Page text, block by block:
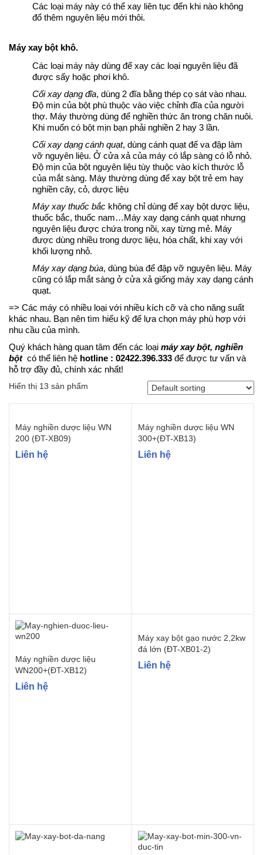
Các loại máy này có thể xay liên tục đến khi nào không
đổ thêm nguyên liệu mới thôi.
Máy xay bột khô.
Các loại máy này dùng để xay các loại nguyên liệu đã
được sấy hoặc phơi khô.
Cối xay dạng đĩa, dùng 2 đĩa bằng thép cọ sát vào nhau.
Độ mịn của bột phù thuộc vào việc chỉnh đĩa của người
thợ. Máy thường dùng để nghiền thức ăn trong chăn nuôi.
Khi muốn có bột mịn bạn phải nghiền 2 hay 3 lần.
Cối xay dạng cánh quạt, dùng cánh quạt để va đập làm
vỡ nguyên liệu. Ở cửa xả của máy có lắp sàng có lỗ nhỏ.
Độ mịn của bột nguyên liệu tùy thuộc vào kích thước lỗ
của mắt sàng. Máy thường dùng để xay bột trẻ em hay
nghiền cây, cỏ, dược liệu
Máy xay thuốc bắc không chỉ dùng để xay bột dược liệu,
thuốc bắc, thuốc nam…Máy xay dạng cánh quạt nhưng
nguyên liệu được chứa trong nồi, xay từng mẻ. Máy
được dùng nhiều trong dược liệu, hóa chất, khi xay với
khối lượng nhỏ.
Máy xay dạng búa, dùng búa để đập vỡ nguyên liệu. Máy
cũng có lắp mắt sàng ở cửa xả giống máy xay dạng cánh
quạt.
=> Các máy có nhiều loại với nhiều kích cỡ và cho năng suất
khác nhau. Bạn nên tìm hiểu kỹ để lựa chọn máy phù hợp với
nhu cầu của mình.
Quý khách hàng quan tâm đến các loại máy xay bột, nghiền
bộtcó thể liên hệ hotline : 02422.396.333 để được tư vấn và
hỗ trợ đầy đủ, chính xác nhất!
Hiển thị 13 sản phẩm
Máy nghiền dược liệu WN
200 (ĐT-XB09)
Liên hệ
Máy nghiền dược liệu WN
300+(ĐT-XB13)
Liên hệ
Máy nghiền dược liệu
WN200+(ĐT-XB12)
Liên hệ
Máy xay bột gạo nước 2,2kw
đá lớn (ĐT-XB01-2)
Liên hệ